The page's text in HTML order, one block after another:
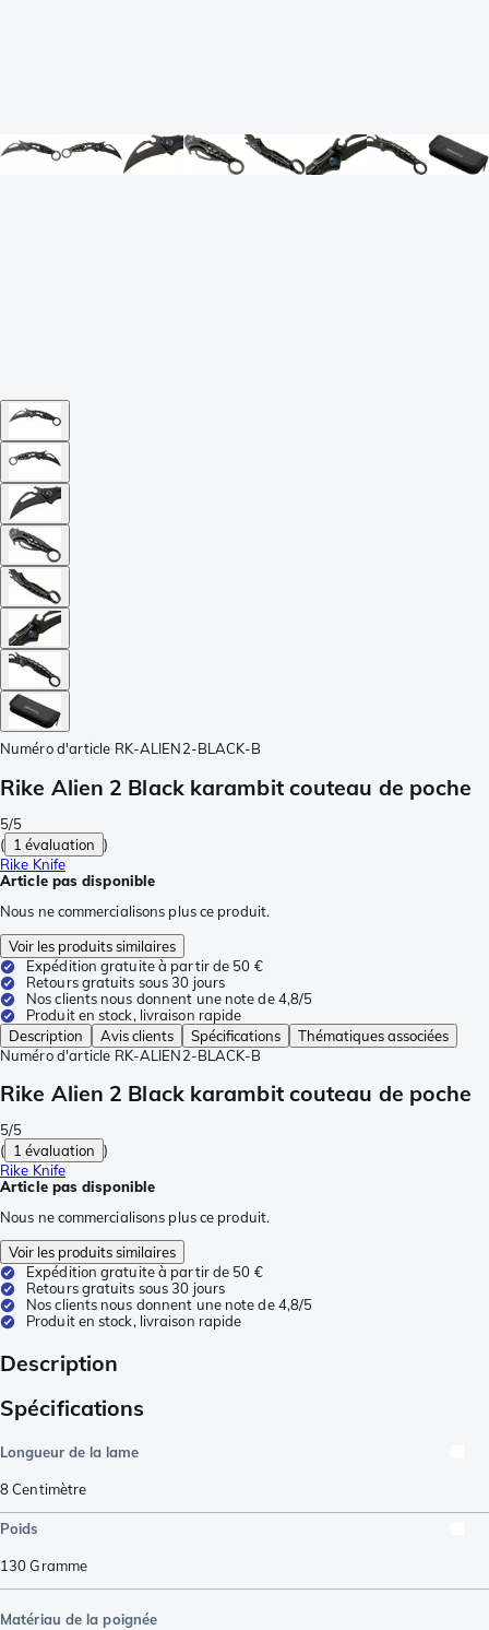
Numéro d'article RK-ALIEN2-BLACK-B
Rike Alien 2 Black karambit couteau de poche
5/5
( 1 évaluation )
Rike Knife
Article pas disponible
Nous ne commercialisons plus ce produit.
Voir les produits similaires
Expédition gratuite à partir de 50 €
Retours gratuits sous 30 jours
Nos clients nous donnent une note de 4,8/5
Produit en stock, livraison rapide
Description
Avis clients Spécifications
Thématiques associées
Numéro d'article RK-ALIEN2-BLACK-B
Rike Alien 2 Black karambit couteau de poche
5/5
( 1 évaluation )
Rike Knife
Article pas disponible
Nous ne commercialisons plus ce produit.
Voir les produits similaires
Expédition gratuite à partir de 50 €
Retours gratuits sous 30 jours
Nos clients nous donnent une note de 4,8/5
Produit en stock, livraison rapide
Description
Spécifications
Longueur de la lame
8Centimètre
Poids
130Gramme
Matériau de la poignée